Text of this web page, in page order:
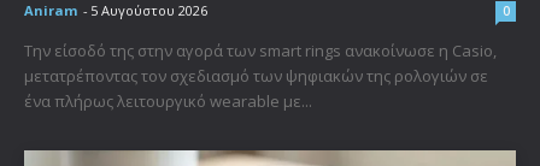
Aniram - 5 Αυγούστου 2026 0
Την είσοδό της στην αγορά των smart rings ανακοίνωσε η Casio,
μετατρέποντας τον σχεδιασμό των ψηφιακών της ρολογιών σε
ένα πλήρως λειτουργικό wearable με...